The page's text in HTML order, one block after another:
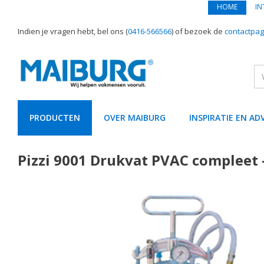
HOME
Indien je vragen hebt, bel ons (0416-566566) of bezoek de
PRODUCTEN OVER MAIBURG INSPIRATIE EN
Pizzi 9001 Drukvat PVAC